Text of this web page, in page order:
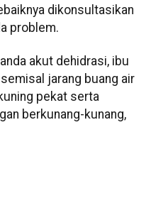
dikonsultasikan
problem.
akut dehidrasi, ibu
jarang buang air
pekat serta
berkunang-kunang,